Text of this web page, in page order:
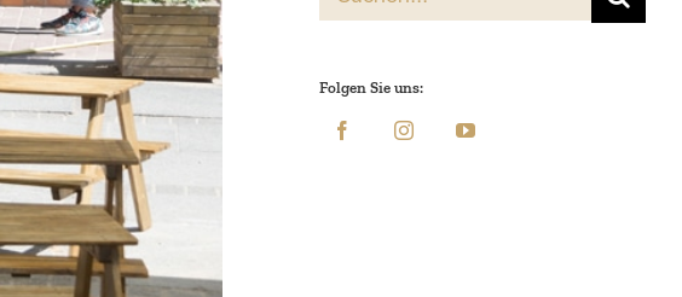
nach:
Folgen Sie uns: